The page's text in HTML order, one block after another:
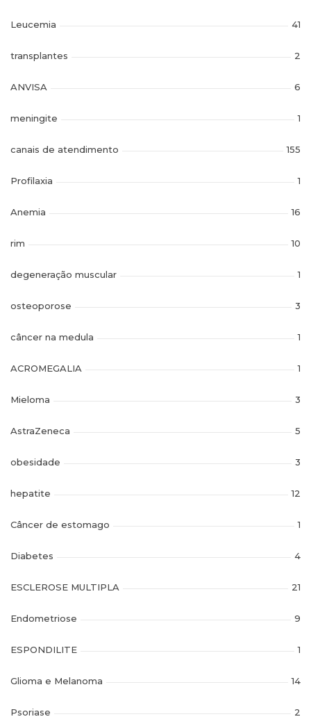
Leucemia 41
transplantes 2
ANVISA 6
meningite 1
canais de atendimento 155
Profilaxia 1
Anemia 16
rim 10
degeneração muscular 1
osteoporose 3
câncer na medula 1
ACROMEGALIA 1
Mieloma 3
AstraZeneca 5
obesidade 3
hepatite 12
Câncer de estomago 1
Diabetes 4
ESCLEROSE MULTIPLA 21
Endometriose 9
ESPONDILITE 1
Glioma e Melanoma 14
Psoriase 2